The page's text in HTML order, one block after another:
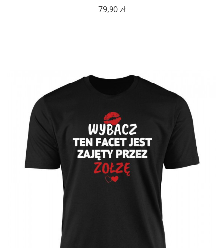
79,90 złCena